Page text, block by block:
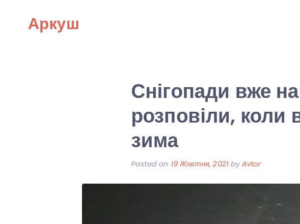
Аркуш
Снігопади вже
розповіли, коли
зима
Posted on 19 Жовтня, 2021byAvtor